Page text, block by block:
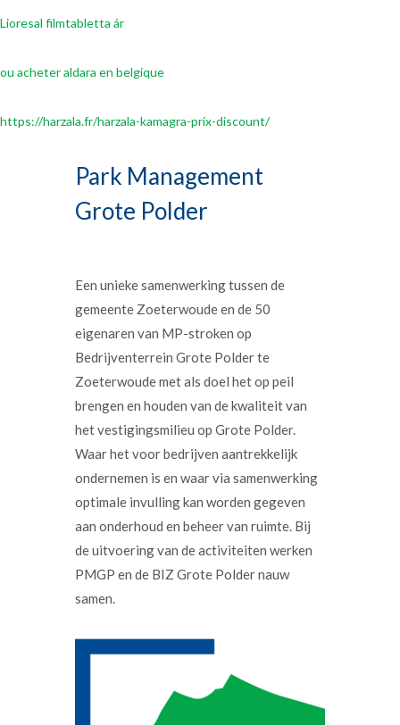
Lioresal filmtabletta ár
ou acheter aldara en belgique
https://harzala.fr/harzala-kamagra-prix-discount/
Park Management
Grote Polder
Een unieke samenwerking tussen de
gemeente Zoeterwoude en de 50
eigenaren van MP-stroken op
Bedrijventerrein Grote Polder te
Zoeterwoude met als doel het op peil
brengen en houden van de kwaliteit van
het vestigingsmilieu op Grote Polder.
Waar het voor bedrijven aantrekkelijk
ondernemen is en waar via samenwerking
optimale invulling kan worden gegeven
aan onderhoud en beheer van ruimte. Bij
de uitvoering van de activiteiten werken
PMGP en de BIZ Grote Polder nauw
samen.